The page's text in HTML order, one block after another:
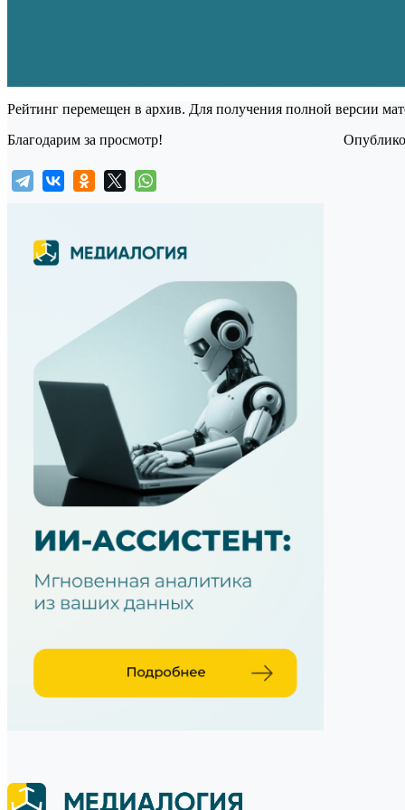
Рейтинг перемещен в архив. Для получения полной версии
Благодарим за просмотр!